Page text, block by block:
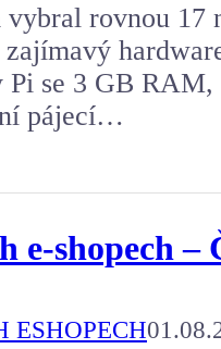
vybral rovnou
Pi se 3 GB
pájecí…
e-shopech –
ESHOPECH